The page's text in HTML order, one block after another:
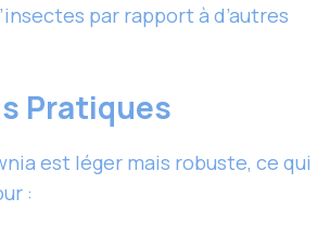
par rapport à d’autres
Pratiques
est léger mais robuste, ce qui
: